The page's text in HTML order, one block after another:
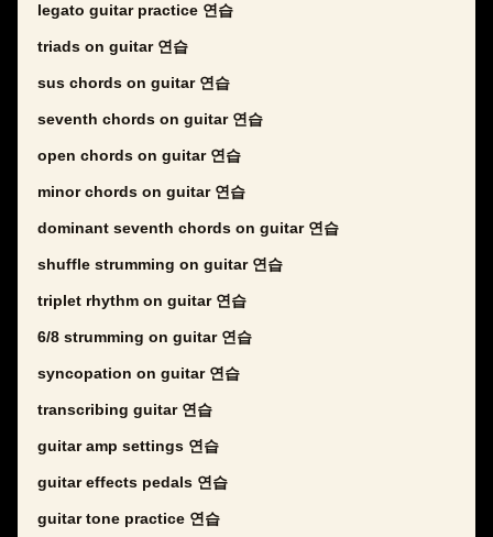
legato guitar practice 연습
triads on guitar 연습
sus chords on guitar 연습
seventh chords on guitar 연습
open chords on guitar 연습
minor chords on guitar 연습
dominant seventh chords on guitar 연습
shuffle strumming on guitar 연습
triplet rhythm on guitar 연습
6/8 strumming on guitar 연습
syncopation on guitar 연습
transcribing guitar 연습
guitar amp settings 연습
guitar effects pedals 연습
guitar tone practice 연습